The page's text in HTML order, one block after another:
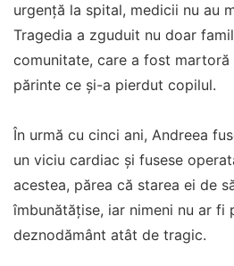
urgență la spital, medicii nu au
Tragedia a zguduit nu doar
comunitate, care a fost martoră
părinte ce și-a pierdut copilul.
În urmă cu cinci ani, Andreea
un viciu cardiac și fusese
acestea, părea că starea ei de
îmbunătățise, iar nimeni nu ar fi
deznodământ atât de tragic.